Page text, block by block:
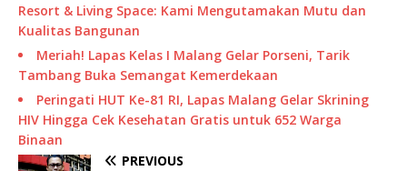
Resort & Living Space: Kami Mengutamakan Mutu dan
Kualitas Bangunan
Meriah! Lapas Kelas I Malang Gelar Porseni, Tarik
Tambang Buka Semangat Kemerdekaan
Peringati HUT Ke-81 RI, Lapas Malang Gelar Skrining
HIV Hingga Cek Kesehatan Gratis untuk 652 Warga
Binaan
PREVIOUS